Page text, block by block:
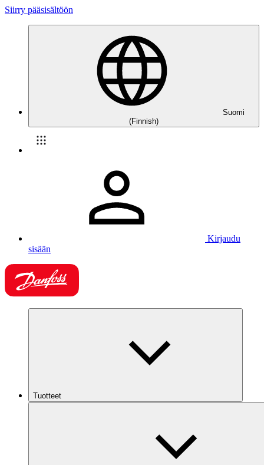
Siirry pääsisältöön
Suomi
(Finnish)
Kirjaudu
sisään
Tuotteet